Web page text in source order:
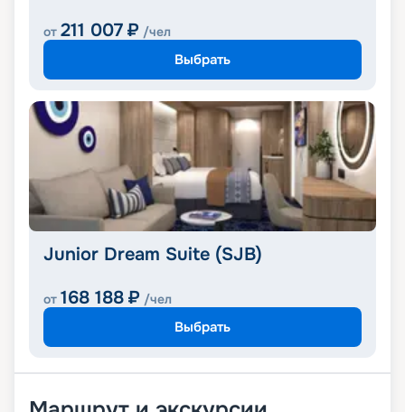
от 211 007 ₽ /чел
Выбрать
Junior Dream Suite (SJB)
от 168 188 ₽ /чел
Выбрать